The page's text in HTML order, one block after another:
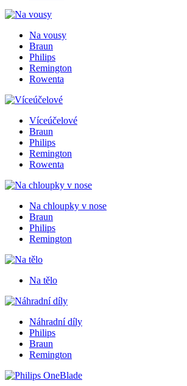
Na vousy
Braun
Philips
Remington
Rowenta
Víceúčelové
Braun
Philips
Remington
Rowenta
Na chloupky v nose
Braun
Philips
Remington
Na tělo
Náhradní díly
Philips
Braun
Remington